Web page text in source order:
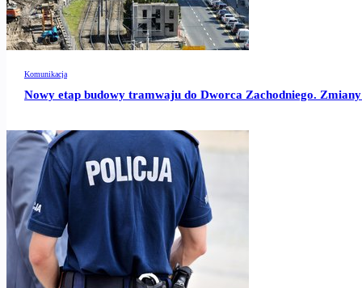
Komunikacja
Nowy etap budowy tramwaju do Dworca Zachodniego.